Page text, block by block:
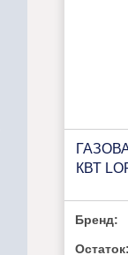
КВТ
Бренд: